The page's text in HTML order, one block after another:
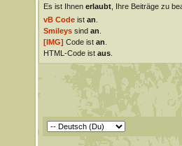
Es ist Ihnen erlaubt, Ihre Beiträge zu
vB Codeist an
Smileyssind an
[IMG] Code ist an
HTML-Code ist aus.